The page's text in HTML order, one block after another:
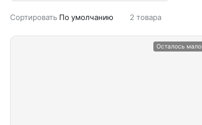
Сортировать По умолчанию 2 товара
Осталось мало